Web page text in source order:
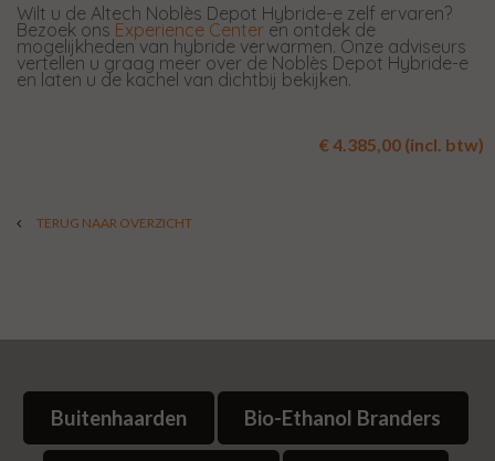
Wilt u de Altech Noblès Depot Hybride-e zelf ervaren?
Bezoek ons Experience Center en ontdek de
mogelijkheden van hybride verwarmen. Onze adviseurs
vertellen u graag meer over de Noblès Depot Hybride-e
en laten u de kachel van dichtbij bekijken.
€ 4.385,00 (incl. btw)
TERUG NAAR OVERZICHT
Buitenhaarden Bio-Ethanol Branders